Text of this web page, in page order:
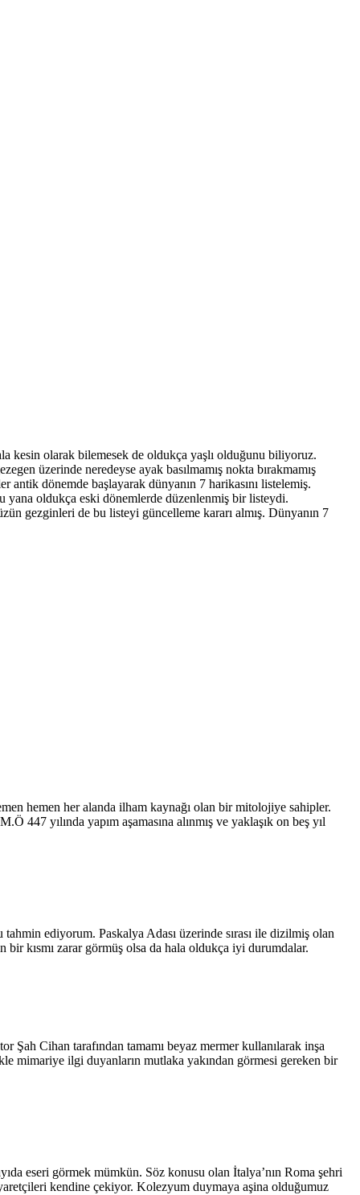
kesin olarak bilemesek de oldukça yaşlı olduğunu biliyoruz.
üzerinde neredeyse ayak basılmamış nokta bırakmamış
antik dönemde başlayarak dünyanın 7 harikasını listelemiş.
yana oldukça eski dönemlerde düzenlenmiş bir listeydi.
gezginleri de bu listeyi güncelleme kararı almış. Dünyanın 7
hemen her alanda ilham kaynağı olan bir mitolojiye sahipler.
447 yılında yapım aşamasına alınmış ve yaklaşık on beş yıl
ediyorum. Paskalya Adası üzerinde sırası ile dizilmiş olan
bir kısmı zarar görmüş olsa da hala oldukça iyi durumdalar.
Şah Cihan tarafından tamamı beyaz mermer kullanılarak inşa
mimariye ilgi duyanların mutlaka yakından görmesi gereken bir
eseri görmek mümkün. Söz konusu olan İtalya’nın Roma şehri
kendine çekiyor. Kolezyum duymaya aşina olduğumuz